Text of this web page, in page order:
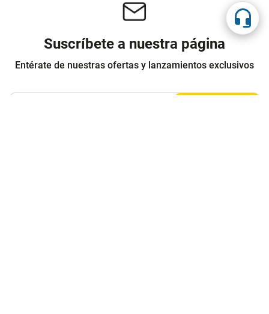
Suscríbete a nuestra página
Entérate de nuestras ofertas y lanzamientos exclusivos